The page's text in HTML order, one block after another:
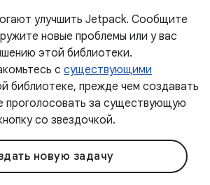
улучшить Jetpack. Сообщите
новые проблемы или у вас
этой библиотеки.
с существующими
библиотеке, прежде чем создавать
проголосовать за существующую
со звездочкой.
новую задачу